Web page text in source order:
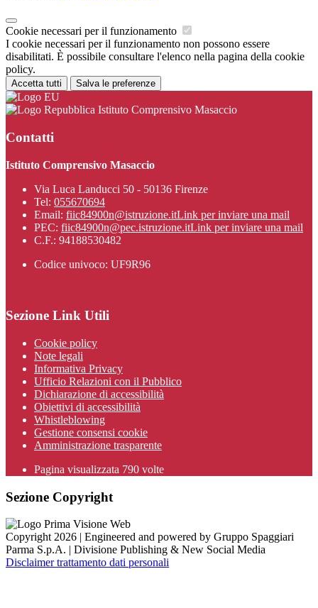
Cookie necessari per il funzionamento
I cookie necessari per il funzionamento non possono essere
disabilitati. È possibile consultare l'elenco nella pagina della cookie
policy.
Accetta tutti Salva le preferenze
Istituto Comprensivo Masaccio
Contatti
Istituto Comprensivo Masaccio
Via Luca Landucci 50 - 50136 Firenze
Tel: 055670694
Email: fiic84900n@istruzione.itLink per inviare una mail
PEC: fiic84900n@pec.istruzione.itLink per inviare una mail
C.F.: 94188530482
Codice univoco: UF9R96
Sezione Link Utili
Cookie policy
Note legali
Informativa Privacy
Ufficio Relazioni con il Pubblico
Dichiarazione di accessibilità
Obiettivi di accessibilità
Whistleblowing
Gestione consensi cookie
Amministrazione trasparente
Pagina visualizzata 790 volte
Sezione Copyright
Copyright 2026 | Engineered and powered by Gruppo Spaggiari
Parma S.p.A. | Divisione Publishing & New Social Media
Disclaimer trattamento dati personali